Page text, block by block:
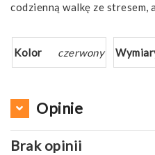
codzienną walkę ze stresem,
Kolor czerwony
Opinie
Brak opinii